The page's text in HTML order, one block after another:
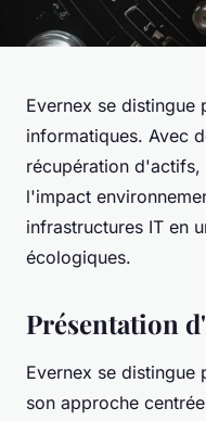
Evernex se distingue
informatiques. Avec
récupération d'actifs,
l'impact
infrastructures IT en
écologiques.
Présentation
Evernex se distingue
son approche